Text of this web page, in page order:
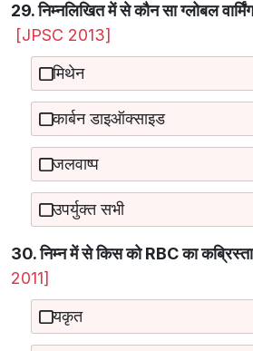
29. निम्नलिखित में से कौन सा ग्लोबल
[JPSC 2013]
मिथेन
कार्बन डाइऑक्साइड
जलवाष्प
उपर्युक्त सभी
30. निम्न में से किस को RBC का
2011]
यकृत